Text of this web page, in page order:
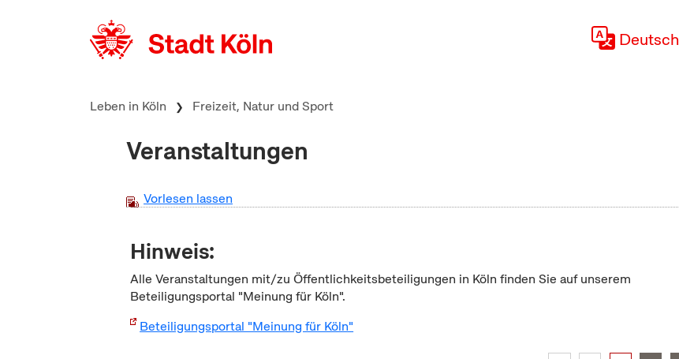
Deutsch
Leben in Köln Freizeit, Natur und Sport
Veranstaltungen
Vorlesen lassen
Hinweis:
Alle Veranstaltungen mit/zu Öffentlichkeitsbeteiligungen in Köln finden Sie auf unserem
Beteiligungsportal "Meinung für Köln".
Beteiligungsportal "Meinung für Köln"